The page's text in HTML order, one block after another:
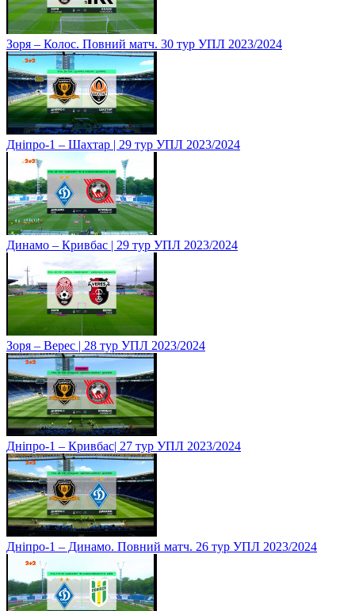
Зоря – Колос. Повний матч. 30 тур УПЛ 2023/2024
Дніпро-1 – Шахтар | 29 тур УПЛ 2023/2024
Динамо – Кривбас | 29 тур УПЛ 2023/2024
Зоря – Верес | 28 тур УПЛ 2023/2024
Дніпро-1 – Кривбас| 27 тур УПЛ 2023/2024
Дніпро-1 – Динамо. Повний матч. 26 тур УПЛ 2023/2024